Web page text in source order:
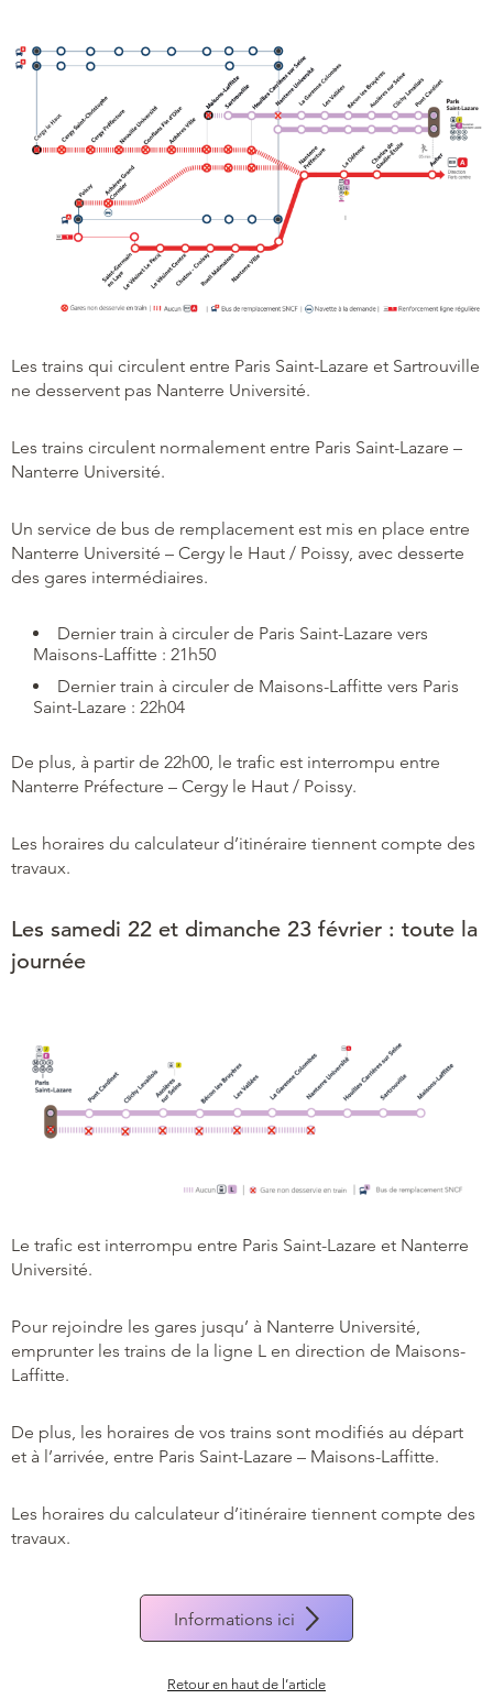
Les trains qui circulent entre Paris Saint-Lazare et Sartrouville
ne desservent pas Nanterre Université.
Les trains circulent normalement entre Paris Saint-Lazare –
Nanterre Université.
Un service de bus de remplacement est mis en place entre
Nanterre Université – Cergy le Haut / Poissy, avec desserte
des gares intermédiaires.
Dernier train à circuler de Paris Saint-Lazare vers
Maisons-Laffitte : 21h50
Dernier train à circuler de Maisons-Laffitte vers Paris
Saint-Lazare : 22h04
De plus, à partir de 22h00, le trafic est interrompu entre
Nanterre Préfecture – Cergy le Haut / Poissy.
Les horaires du calculateur d’itinéraire tiennent compte des
travaux.
Les samedi 22 et dimanche 23 février : toute la
journée
Le trafic est interrompu entre Paris Saint-Lazare et Nanterre
Université.
Pour rejoindre les gares jusqu’ à Nanterre Université,
emprunter les trains de la ligne L en direction de Maisons-
Laffitte.
De plus, les horaires de vos trains sont modifiés au départ
et à l’arrivée, entre Paris Saint-Lazare – Maisons-Laffitte.
Les horaires du calculateur d’itinéraire tiennent compte des
travaux.
Informations ici
Retour en haut de l’article